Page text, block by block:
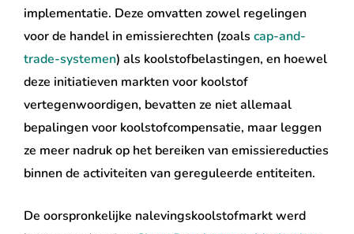
implementatie. Deze omvatten zowel regelingen
voor de handel in emissierechten (zoals cap-and-
trade-systemen) als koolstofbelastingen, en hoewel
deze initiatieven markten voor koolstof
vertegenwoordigen, bevatten ze niet allemaal
bepalingen voor koolstofcompensatie, maar leggen
ze meer nadruk op het bereiken van emissiereducties
binnen de activiteiten van gereguleerde entiteiten.
De oorspronkelijke nalevingskoolstofmarkt werd